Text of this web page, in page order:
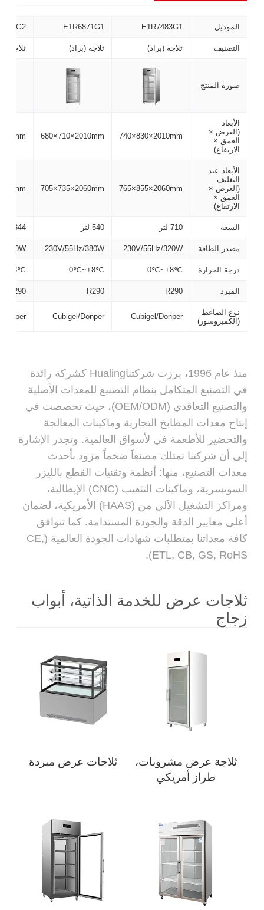
الموديل E1R7483G1
E1R6871G1
التصنيف ثلاجة (براد) ثلاجة (براد) ثلاجة
صورة المنتج
الأبعاد
(العرض ×
العمق ×
الارتفاع)
740×830×2010mm
680×710×2010mm
الأبعاد عند
التغليف
(العرض ×
العمق ×
الارتفاع)
765×855×2060mm
705×735×2060mm
السعة 710 لتر 540 لتر 1344 لتر
مصدر الطاقة 230V/55Hz/320W
230V/55Hz/380W
380W
درجة الحرارة 0℃~+8℃
0℃~+8℃
المبرد R290
R290
R290
نوع الضاغط
(الكمبروسور)
Cubigel/Donper
Cubigel/Donper
منذ عام 1996، برزت شركتناHualing كشركة رائدة
في التصنيع المتكامل بنظام التصنيع للمعدات الأصلية
والتصنيع التعاقدي (OEM/ODM)، حيث تخصصت في
إنتاج معدات المطابخ التجارية وماكينات المعالجة
والتحضير للأطعمة في لأسواق العالمية. وتجدر الإشارة
إلى أن شركتنا تمتلك مصنعاَ ضخماً مزود بأحدث
معدات التصنيع، منها: أنظمة وتقنيات القطع بالليزر
السويسرية، وماكينات التثقيب (CNC) الإيطالية،
ومراكز التشغيل الآلي من (HAAS) الأمريكية، لضمان
أعلى معايير الدقة والجودة المستدامة. كما تتوافق
كافة معداتنا بمتطلبات شهادات الجودة العالمية (CE,
ETL, CB, GS, RoHS).
ثلاجات عرض للخدمة الذاتية، أبواب
زجاج
ثلاجة عرض مشروبات،
طراز أمريكي
ثلاجات عرض مبردة